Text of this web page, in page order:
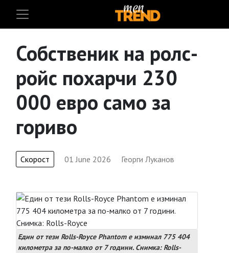
Собственик на ролс-
ройс похарчи 230
000 евро само за
гориво
Скорост 01 June 2026 Георги Луканов
Един от тези Rolls-Royce Phantom е изминал 775 404
километра за по-малко от 7 години. Снимка: Rolls-